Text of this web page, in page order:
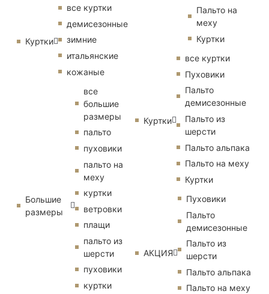
Куртки
все куртки
демисезонные
зимние
итальянские
кожаные
Большие
размеры
все
большие
размеры
пальто
пуховики
пальто на
меху
куртки
ветровки
плащи
пальто из
шерсти
пуховики
куртки
Пальто на
меху
Куртки
Куртки
все куртки
Пуховики
Пальто
демисезонные
Пальто из
шерсти
Пальто альпака
Пальто на меху
Куртки
АКЦИЯ
Пуховики
Пальто
демисезонные
Пальто из
шерсти
Пальто альпака
Пальто на меху